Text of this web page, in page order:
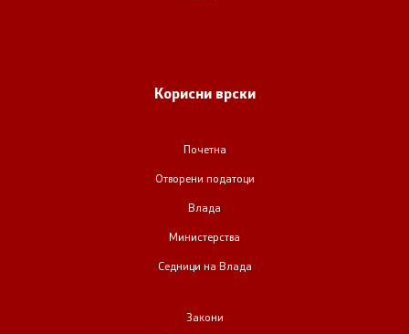
Корисни врски
Почетна
Отворени податоци
Влада
Министерства
Седници на Влада
Закони